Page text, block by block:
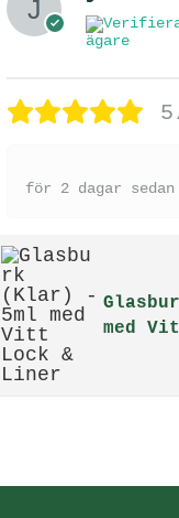
ägare
för 2 dagar sedan
med